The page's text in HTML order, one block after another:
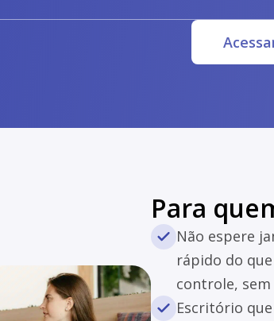
Para
Não espere
rápido do
controle,
Escritório